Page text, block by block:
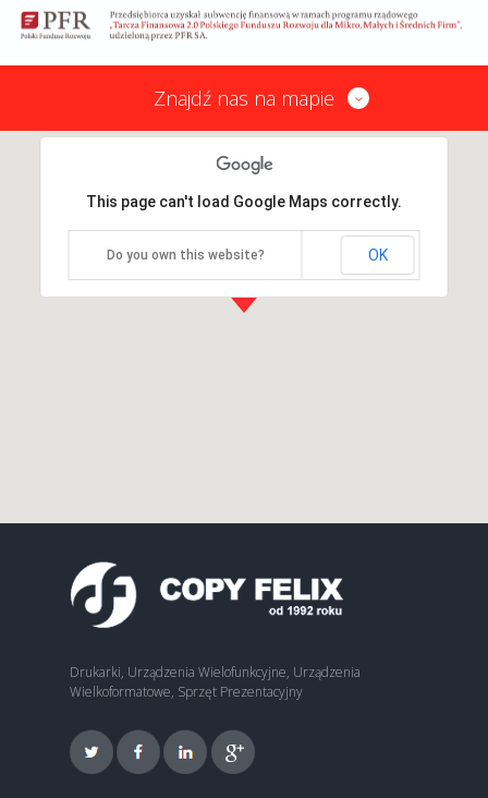
Znajdź nas na mapie
This page can't load Google Maps correctly.
Do you own this website? OK
Drukarki, Urządzenia Wielofunkcyjne, Urządzenia
Wielkoformatowe, Sprzęt Prezentacyjny